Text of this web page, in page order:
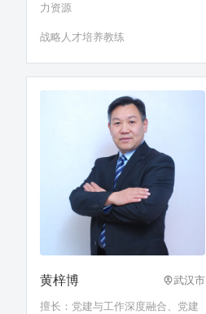
力资源
战略人才培养教练
黄梓博 武汉市
擅长：党建与工作深度融合、党建